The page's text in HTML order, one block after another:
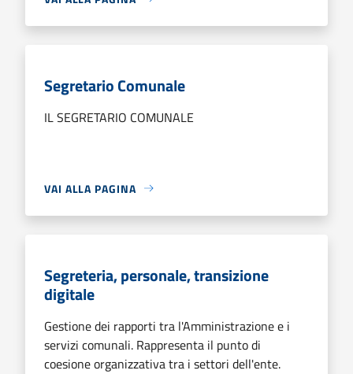
Segretario Comunale
IL SEGRETARIO COMUNALE
VAI ALLA PAGINA
Segreteria, personale, transizione
digitale
Gestione dei rapporti tra l'Amministrazione e i
servizi comunali. Rappresenta il punto di
coesione organizzativa tra i settori dell'ente.